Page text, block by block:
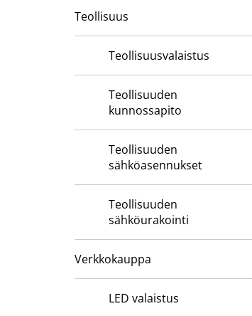
Teollisuus
Teollisuusvalaistus
Teollisuuden
kunnossapito
Teollisuuden
sähköasennukset
Teollisuuden
sähköurakointi
Verkkokauppa
LED valaistus